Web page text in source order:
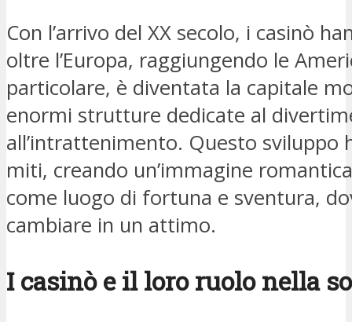
Con l’arrivo del XX secolo, i casinò
oltre l’Europa, raggiungendo le
particolare, è diventata la capitale
enormi strutture dedicate al
all’intrattenimento. Questo sviluppo
miti, creando un’immagine
come luogo di fortuna e sventura,
cambiare in un attimo.
I casinò e il loro ruolo nella